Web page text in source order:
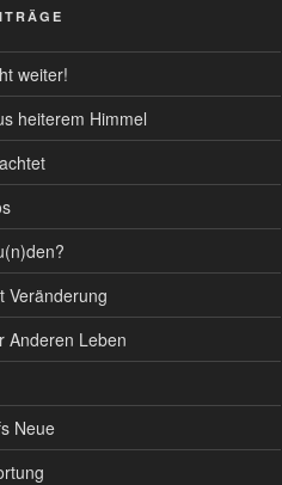
weiter!
heiterem Himmel
Veränderung
Anderen Leben
Neue